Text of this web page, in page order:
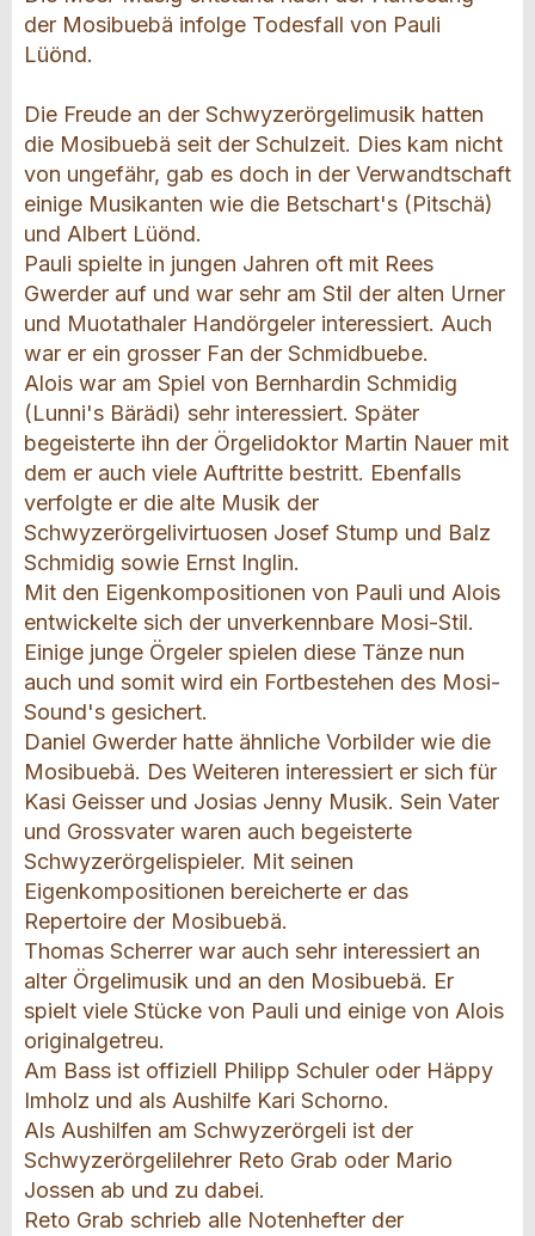
der Mosibuebä infolge Todesfall von Pauli
Lüönd.
Die Freude an der Schwyzerörgelimusik hatten
die Mosibuebä seit der Schulzeit. Dies kam nicht
von ungefähr, gab es doch in der Verwandtschaft
einige Musikanten wie die Betschart's (Pitschä)
und Albert Lüönd.
Pauli spielte in jungen Jahren oft mit Rees
Gwerder auf und war sehr am Stil der alten Urner
und Muotathaler Handörgeler interessiert. Auch
war er ein grosser Fan der Schmidbuebe.
Alois war am Spiel von Bernhardin Schmidig
(Lunni's Bärädi) sehr interessiert. Später
begeisterte ihn der Örgelidoktor Martin Nauer mit
dem er auch viele Auftritte bestritt. Ebenfalls
verfolgte er die alte Musik der
Schwyzerörgelivirtuosen Josef Stump und Balz
Schmidig sowie Ernst Inglin.
Mit den Eigenkompositionen von Pauli und Alois
entwickelte sich der unverkennbare Mosi-Stil.
Einige junge Örgeler spielen diese Tänze nun
auch und somit wird ein Fortbestehen des Mosi-
Sound's gesichert.
Daniel Gwerder hatte ähnliche Vorbilder wie die
Mosibuebä. Des Weiteren interessiert er sich für
Kasi Geisser und Josias Jenny Musik. Sein Vater
und Grossvater waren auch begeisterte
Schwyzerörgelispieler. Mit seinen
Eigenkompositionen bereicherte er das
Repertoire der Mosibuebä.
Thomas Scherrer war auch sehr interessiert an
alter Örgelimusik und an den Mosibuebä. Er
spielt viele Stücke von Pauli und einige von Alois
originalgetreu.
Am Bass ist offiziell Philipp Schuler oder Häppy
Imholz und als Aushilfe Kari Schorno.
Als Aushilfen am Schwyzerörgeli ist der
Schwyzerörgelilehrer Reto Grab oder Mario
Jossen ab und zu dabei.
Reto Grab schrieb alle Notenhefter der